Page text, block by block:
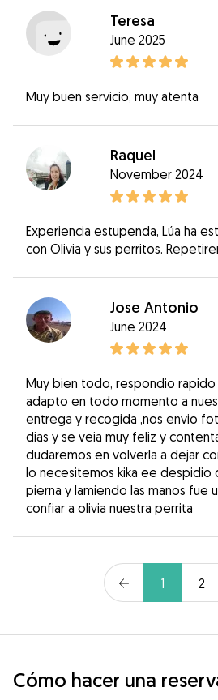
Teresa
June 2025
Muy buen servicio, muy atenta
Raquel
November 2024
Experiencia estupenda, Lúa ha
con Olivia y sus perritos.
Jose Antonio
June 2024
Muy bien todo, respondio rapido
adapto en todo momento a
entrega y recogida ,nos envio
dias y se veia muy feliz y
dudaremos en volverla a dejar
lo necesitemos kika ee despidio
pierna y lamiendo las manos fue
confiar a olivia nuestra perrita
1 2
Cómo hacer una